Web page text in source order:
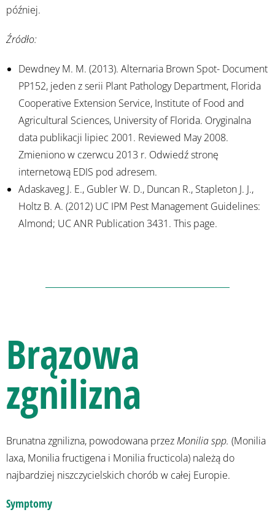
później.
Źródło:
Dewdney M. M. (2013). Alternaria Brown Spot- Document
PP152, jeden z serii Plant Pathology Department, Florida
Cooperative Extension Service, Institute of Food and
Agricultural Sciences, University of Florida. Oryginalna
data publikacji lipiec 2001. Reviewed May 2008.
Zmieniono w czerwcu 2013 r. Odwiedź stronę
internetową EDIS pod adresem.
Adaskaveg J. E., Gubler W. D., Duncan R., Stapleton J. J.,
Holtz B. A. (2012) UC IPM Pest Management Guidelines:
Almond; UC ANR Publication 3431. This page.
Brązowa
zgnilizna
Brunatna zgnilizna, powodowana przezMonilia spp. (Monilia
laxa, Monilia fructigena i Monilia fructicola) należą do
najbardziej niszczycielskich chorób w całej Europie.
Symptomy